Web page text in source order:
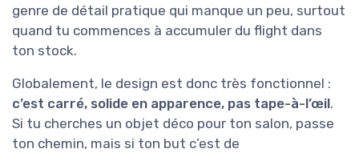
genre de détail pratique qui manque un peu, surtout
quand tu commences à accumuler du flight dans
ton stock.
Globalement, le design est donc très fonctionnel :
c’est carré, solide en apparence, pas tape-à-l’œil.
Si tu cherches un objet déco pour ton salon, passe
ton chemin, mais si ton but c’est de